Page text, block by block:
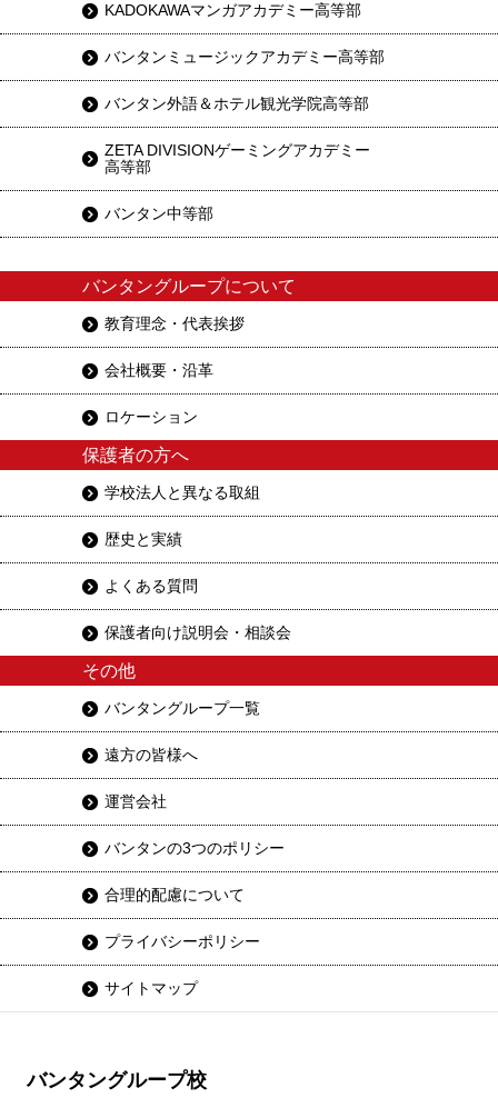
KADOKAWAマンガアカデミー高等部
バンタンミュージックアカデミー高等部
バンタン外語＆ホテル観光学院高等部
ZETA DIVISIONゲーミングアカデミー
高等部
バンタン中等部
バンタングループについて
教育理念・代表挨拶
会社概要・沿革
ロケーション
保護者の方へ
学校法人と異なる取組
歴史と実績
よくある質問
保護者向け説明会・相談会
その他
バンタングループ一覧
遠方の皆様へ
運営会社
バンタンの3つのポリシー
合理的配慮について
プライバシーポリシー
サイトマップ
バンタングループ校